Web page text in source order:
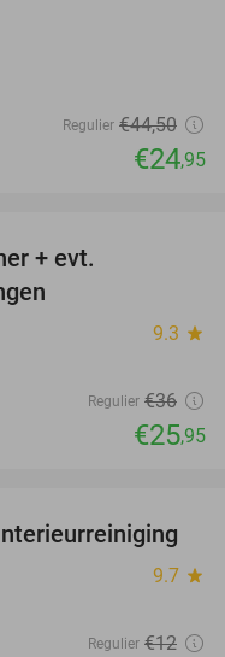
Regulier €44,50
€24,95
+ evt.
9.3 star
Regulier €36
€25,95
9%
9.7 star
Regulier €12